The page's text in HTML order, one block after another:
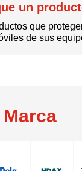
un
que
de sus
Marca